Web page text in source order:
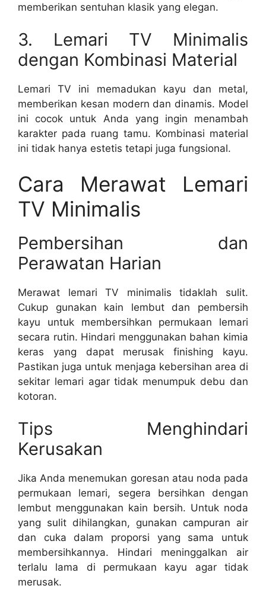
memberikan sentuhan klasik yang elegan.
3. Lemari TV Minimalis
dengan Kombinasi Material
Lemari TV ini memadukan kayu dan metal,
memberikan kesan modern dan dinamis. Model
ini cocok untuk Anda yang ingin menambah
karakter pada ruang tamu. Kombinasi material
ini tidak hanya estetis tetapi juga fungsional.
Cara Merawat Lemari
TV Minimalis
Pembersihan dan
Perawatan Harian
Merawat lemari TV minimalis tidaklah sulit.
Cukup gunakan kain lembut dan pembersih
kayu untuk membersihkan permukaan lemari
secara rutin. Hindari menggunakan bahan kimia
keras yang dapat merusak finishing kayu.
Pastikan juga untuk menjaga kebersihan area di
sekitar lemari agar tidak menumpuk debu dan
kotoran.
Tips Menghindari
Kerusakan
Jika Anda menemukan goresan atau noda pada
permukaan lemari, segera bersihkan dengan
lembut menggunakan kain bersih. Untuk noda
yang sulit dihilangkan, gunakan campuran air
dan cuka dalam proporsi yang sama untuk
membersihkannya. Hindari meninggalkan air
terlalu lama di permukaan kayu agar tidak
merusak.